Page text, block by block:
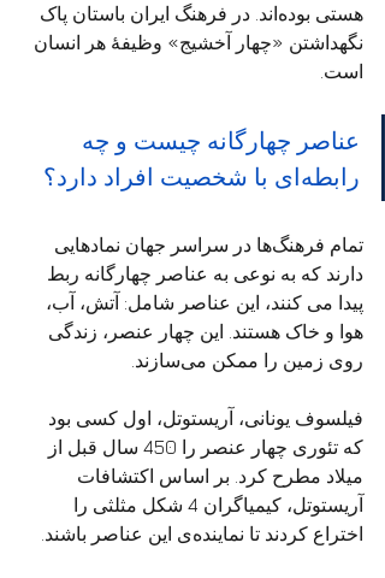
هستی بوده‌اند. در فرهنگ ایران باستان پاک
نگهداشتن «چهار آخشیج» وظیفهٔ هر انسان
است.
عناصر چهارگانه چیست و چه
رابطه‌ای با شخصیت افراد دارد؟
تمام فرهنگ‌ها در سراسر جهان نمادهایی
دارند که به نوعی به عناصر چهارگانه ربط
پیدا می کنند، این عناصر شامل: آتش، آب،
هوا و خاک هستند. این چهار عنصر، زندگی
روی زمین را ممکن می‌سازند.
فیلسوف یونانی، آریستوتل، اول کسی بود
که تئوری چهار عنصر را 450 سال قبل از
میلاد مطرح کرد. بر اساس اکتشافات
آریستوتل، کیمیاگران 4 شکل مثلثی را
اختراع کردند تا نماینده‌ی این عناصر باشند.